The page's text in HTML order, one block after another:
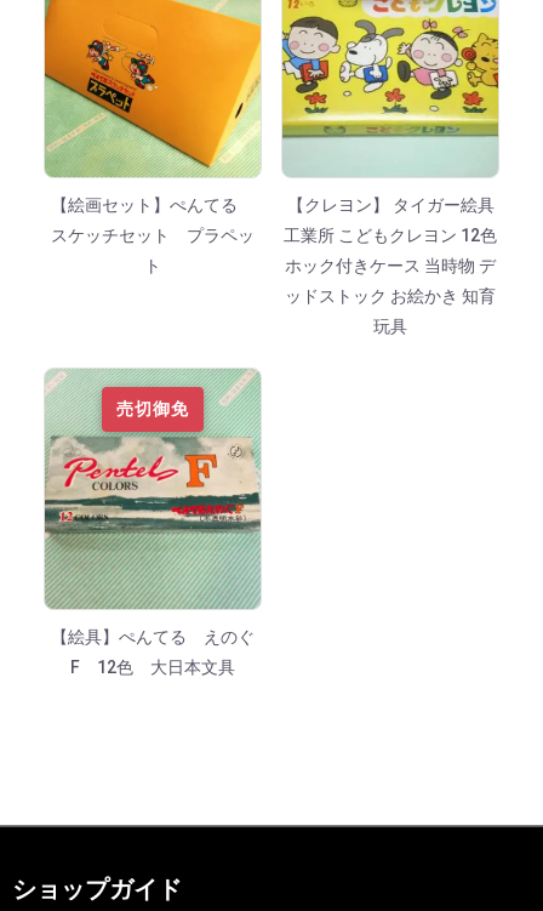
【絵画セット】ぺんてる
スケッチセット プラペッ
ト
【クレヨン】 タイガー絵具
工業所 こどもクレヨン 12色
ホック付きケース 当時物 デ
ッドストック お絵かき 知育
玩具
売切御免
【絵具】ぺんてる えのぐ
F 12色 大日本文具
ショップガイド